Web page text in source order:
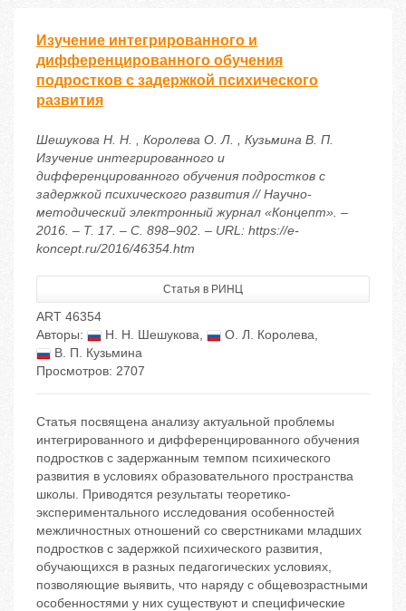
Изучение интегрированного и
дифференцированного обучения
подростков с задержкой психического
развития
Шешукова Н. Н. , Королева О. Л. , Кузьмина В. П.
Изучение интегрированного и
дифференцированного обучения подростков с
задержкой психического развития // Научно-
методический электронный журнал «Концепт». –
2016. – Т. 17. – С. 898–902. – URL: https://e-
koncept.ru/2016/46354.htm
Статья в РИНЦ
ART 46354
Авторы:
Н. Н. Шешукова, О. Л. Королева,
В. П. Кузьмина
Просмотров: 2707
Статья посвящена анализу актуальной проблемы
интегрированного и дифференцированного обучения
подростков с задержанным темпом психического
развития в условиях образовательного пространства
школы. Приводятся результаты теоретико-
экспериментального исследования особенностей
межличностных отношений со сверстниками младших
подростков с задержкой психического развития,
обучающихся в разных педагогических условиях,
позволяющие выявить, что наряду с общевозрастными
особенностями у них существуют и специфические